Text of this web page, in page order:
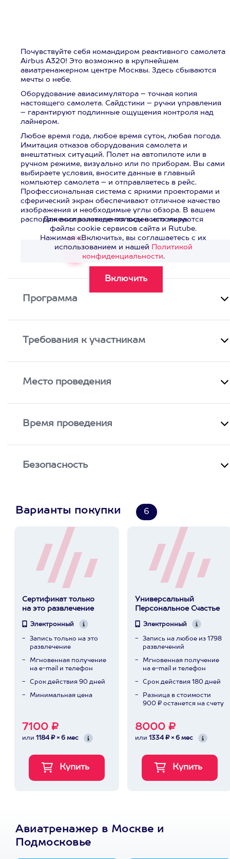
Почувствуйте себя командиром реактивного самолета
Airbus A320! Это возможно в крупнейшем
авиатренажерном центре Москвы. Здесь сбываются
мечты о небе.
Оборудование авиасимулятора – точная копия
настоящего самолета. Сайдстики – ручки управления
– гарантируют подлинные ощущения контроля над
лайнером.
Любое время года, любое время суток, любая погода.
Имитация отказов оборудования самолета и
внештатных ситуаций. Полет на автопилоте или в
ручном режиме, визуально или по приборам. Вы сами
выбираете условия, вносите данные в главный
компьютер самолета – и отправляетесь в рейс.
Профессиональная система с яркими проекторами и
сферический экран обеспечивают отличное качество
изображения и необходимые углы обзора. В вашем
распоряжении взлетные полосы всего мира.
Смотреть видео>
Для воспроизведения видео используются
файлы cookie сервисов сайта и Rutube.
Нажимая «Включить», вы соглашаетесь с их
использованием и нашей Политикой
конфиденциальности.
Программа
Требования к участникам
Место проведения
Время проведения
Безопасность
Варианты покупки 6
Сертификат только
на это развлечение
Электронный
Запись только на это
развлечение
Мгновенная получение
на e-mail и телефон
Срок действия 90 дней
Минимальная цена
7100 ₽
или 1184 ₽ × 6 мес
Универсальный
Персональное Счастье
Электронный
Запись на любое из 1798
развлечений
Мгновенная получение
на e-mail и телефон
Срок действия 180 дней
Разница в стоимости
900 ₽ останется на счету
8000 ₽
или 1334 ₽ × 6 мес
Авиатренажер в Москве и
Подмосковье